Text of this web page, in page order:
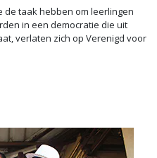
de taak hebben om leerlingen
in een democratie die uit
verlaten zich op Verenigd voor